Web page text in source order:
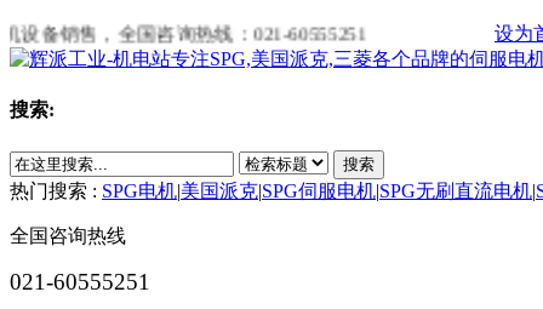
售，全国咨询热线：021-60555251 设为
搜索:
搜索
热门搜索 : SPG电机|美国派克|SPG伺服电机|SPG无刷直流电机|
全国咨询热线
021-60555251